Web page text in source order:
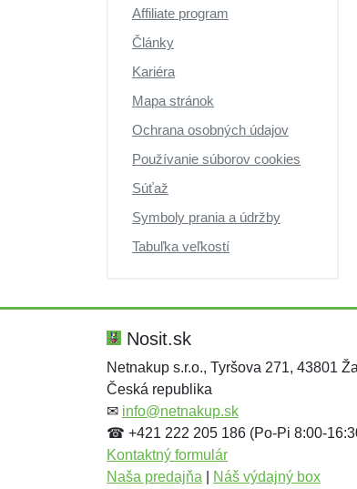
Affiliate program
Články
Kariéra
Mapa stránok
Ochrana osobných údajov
Používanie súborov cookies
Súťaž
Symboly prania a údržby
Tabuľka veľkostí
Nosit.sk
Netnakup s.r.o., Tyršova 271, 43801
Česká republika
✉ info@netnakup.sk
☎ +421 222 205 186 (Po-Pi 8:00-
Kontaktný formulár
Naša predajňa
Náš výdajný box